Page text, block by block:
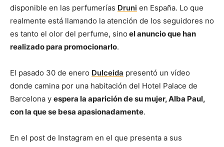
disponible en las perfumerías Druni en España. Lo que
realmente está llamando la atención de los seguidores no
es tanto el olor del perfume, sino el anuncio que han
realizado para promocionarlo.
El pasado 30 de enero Dulceida presentó un vídeo
donde camina por una habitación del Hotel Palace de
Barcelona y espera la aparición de su mujer, Alba Paul,
con la que se besa apasionadamente.
En el post de Instagram en el que presenta a sus